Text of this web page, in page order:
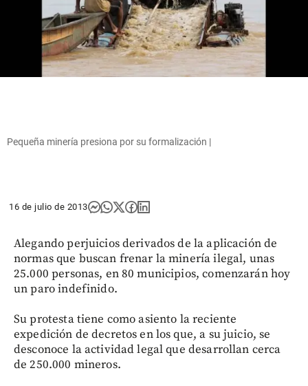
Pequeña minería presiona por su formalización |
16 de julio de 2013
Alegando perjuicios derivados de la aplicación de
normas que buscan frenar la minería ilegal, unas
25.000 personas, en 80 municipios, comenzarán hoy
un paro indefinido.
Su protesta tiene como asiento la reciente
expedición de decretos en los que, a su juicio, se
desconoce la actividad legal que desarrollan cerca
de 250.000 mineros.